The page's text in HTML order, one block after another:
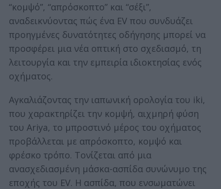
“κομψό”, “απρόσκοπτο” και “σέξι”,
αναδεικνύοντας πώς ένα EV που συνδυάζει
προηγμένες δυνατότητες οδήγησης μπορεί να
προσφέρει μια νέα οπτική στο σχεδιασμό, τη
λειτουργία και την εμπειρία ιδιοκτησίας ενός
οχήματος.
Αγκαλιάζοντας την ιαπωνική ορολογία του iki,
που χαρακτηρίζει την κομψή, αιχμηρή φύση
του Ariya, το μπροστινό μέρος του οχήματος
προβάλλεται με απρόσκοπτο, κομψό και
φρέσκο τρόπο. Τονίζεται από μια
ανασχεδιασμένη μάσκα-ασπίδα συνώνυμο της
εποχής του EV. Η ασπίδα, που ενσωματώνει